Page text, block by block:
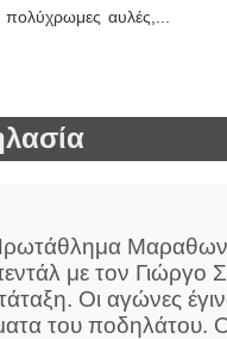
πολύχρωμες αυλές,...
με τον
Οι αγώνες
του ποδηλάτου.